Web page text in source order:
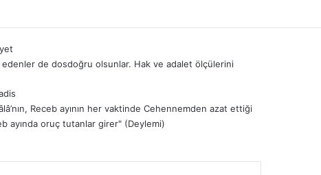
de dosdoğru olsunlar. Hak ve adalet ölçülerini
Receb ayının her vaktinde Cehennemden azat ettiği
ayında oruç tutanlar girer" (Deylemi)